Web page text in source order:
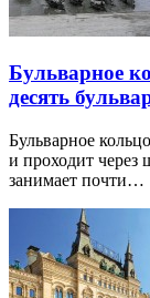
Бульварное
десять
Бульварное
и проходит
занимает почти…